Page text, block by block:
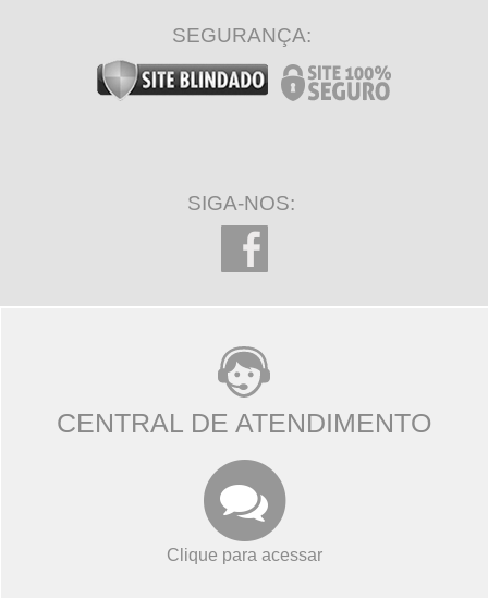
SEGURANÇA:
SIGA-NOS:
CENTRAL DE ATENDIMENTO
Clique para acessar